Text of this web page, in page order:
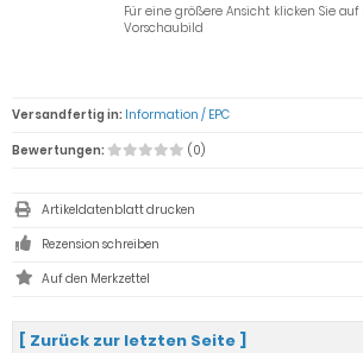
Für eine größere Ansicht klicken Sie auf
Vorschaubild
[ Zurück zur letzten Seite ]
Versandfertig in: Information / EPC
Bewertungen:
(0)
Artikeldatenblatt drucken
Rezension schreiben